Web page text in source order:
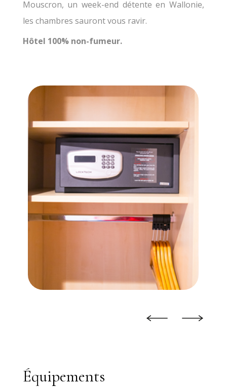
Mouscron, un week-end détente en Wallonie,
les chambres sauront vous ravir.
Hôtel 100% non-fumeur.
Équipements